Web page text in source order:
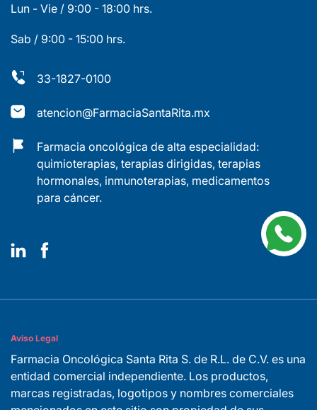
Lun - Vie / 9:00 - 18:00 hrs.
Sab / 9:00 - 15:00 hrs.
33-1827-0100
atencion@FarmaciaSantaRita.mx
Farmacia oncológica de alta especialidad:
quimioterapias, terapias dirigidas, terapias
hormonales, inmunoterapias, medicamentos
para cáncer.
Aviso Legal
Farmacia Oncológica Santa Rita S. de R.L. de C.V. es una
entidad comercial independiente. Los productos,
marcas registradas, logotipos y nombres comerciales